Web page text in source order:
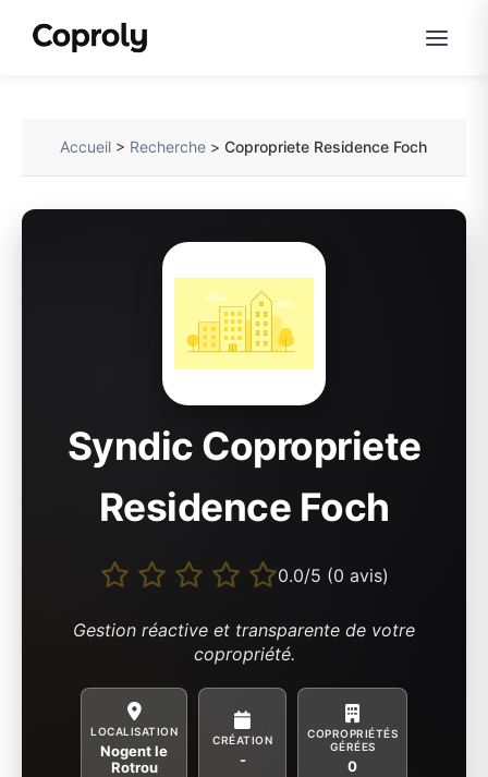
Accueil > Recherche >Copropriete Residence Foch
Syndic Copropriete
Residence Foch
0.0/5 (0 avis)
Gestion réactive et transparente de votre
copropriété.
LOCALISATION
Nogent le
Rotrou
CRÉATION
-
COPROPRIÉTÉS
GÉRÉES
0